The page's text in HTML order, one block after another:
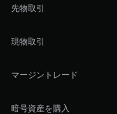
先物取引
現物取引
マージントレード
暗号資産を購入